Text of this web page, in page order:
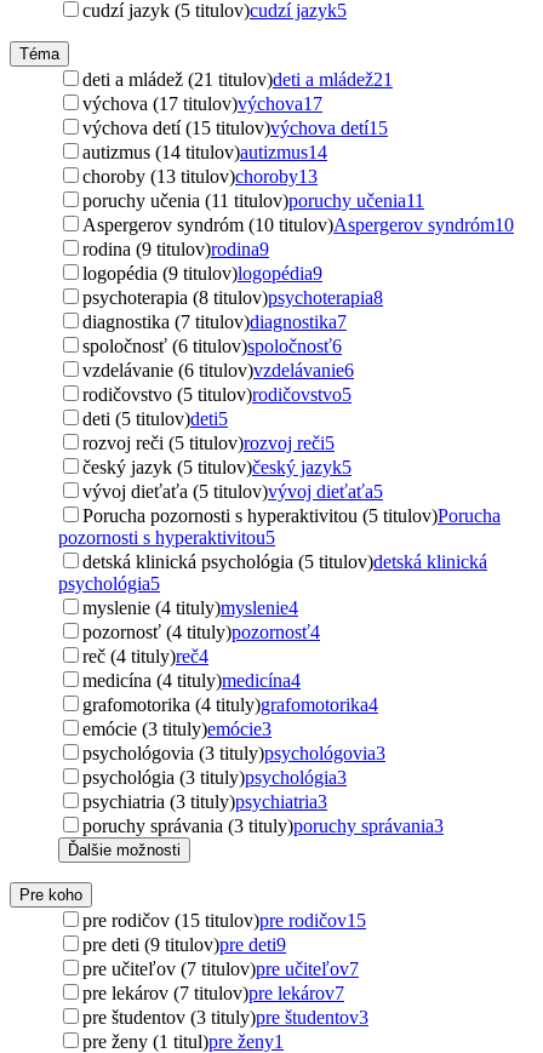
cudzí jazyk (5 titulov)cudzí jazyk5
Téma
deti a mládež (21 titulov)deti a mládež21
výchova (17 titulov)výchova17
výchova detí (15 titulov)výchova detí15
autizmus (14 titulov)autizmus14
choroby (13 titulov)choroby13
poruchy učenia (11 titulov)poruchy učenia11
Aspergerov syndróm (10 titulov)Aspergerov syndróm10
rodina (9 titulov)rodina9
logopédia (9 titulov)logopédia9
psychoterapia (8 titulov)psychoterapia8
diagnostika (7 titulov)diagnostika7
spoločnosť (6 titulov)spoločnosť6
vzdelávanie (6 titulov)vzdelávanie6
rodičovstvo (5 titulov)rodičovstvo5
deti (5 titulov)deti5
rozvoj reči (5 titulov)rozvoj reči5
český jazyk (5 titulov)český jazyk5
vývoj dieťaťa (5 titulov)vývoj dieťaťa5
Porucha pozornosti s hyperaktivitou (5 titulov)Porucha
pozornosti s hyperaktivitou5
detská klinická psychológia (5 titulov)detská klinická
psychológia5
myslenie (4 tituly)myslenie4
pozornosť (4 tituly)pozornosť4
reč (4 tituly)reč4
medicína (4 tituly)medicína4
grafomotorika (4 tituly)grafomotorika4
emócie (3 tituly)emócie3
psychológovia (3 tituly)psychológovia3
psychológia (3 tituly)psychológia3
psychiatria (3 tituly)psychiatria3
poruchy správania (3 tituly)poruchy správania3
Ďalšie možnosti
Pre koho
pre rodičov (15 titulov)pre rodičov15
pre deti (9 titulov)pre deti9
pre učiteľov (7 titulov)pre učiteľov7
pre lekárov (7 titulov)pre lekárov7
pre študentov (3 tituly)pre študentov3
pre ženy (1 titul)pre ženy1